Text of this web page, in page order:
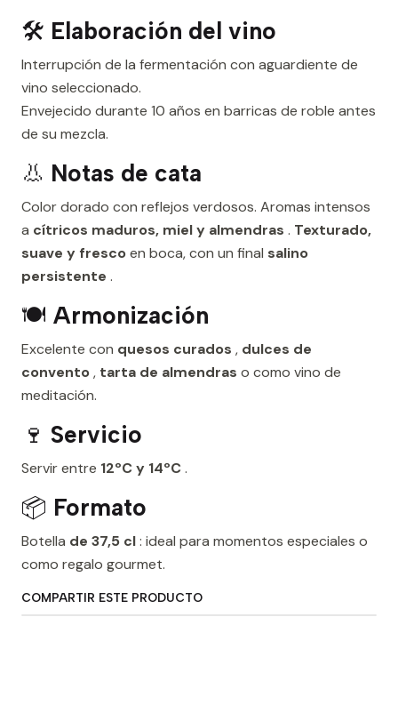
🛠️ Elaboración del vino
Interrupción de la fermentación con aguardiente de
vino seleccionado.
Envejecido durante 10 años en barricas de roble antes
de su mezcla.
👃 Notas de cata
Color dorado con reflejos verdosos. Aromas intensos
a cítricos maduros, miel y almendras . Texturado,
suave y frescoen boca, con un final salino
persistente .
🍽️ Armonización
Excelente con quesos curados , dulces de
convento, tarta de almendras o como vino de
meditación.
🍷 Servicio
Servir entre 12ºC y 14ºC.
📦 Formato
Botella de 37,5 cl: ideal para momentos especiales o
como regalo gourmet.
COMPARTIR ESTE PRODUCTO